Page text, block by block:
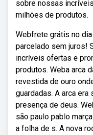
sobre nossas
milhões de produtos.
Webfrete grátis no
parcelado sem juros!
incríveis ofertas e
produtos. Weba arca
revestida de ouro
guardadas. A arca
presença de deus.
são paulo pablo
a folha de s. A nova